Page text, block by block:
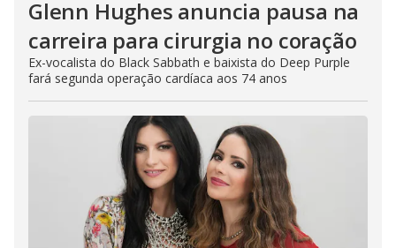
Glenn Hughes anuncia pausa na
carreira para cirurgia no coração
Ex-vocalista do Black Sabbath e baixista do Deep Purple
fará segunda operação cardíaca aos 74 anos